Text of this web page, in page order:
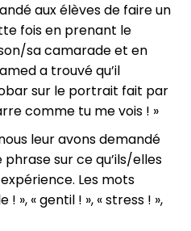
aux élèves de faire un
fois en prenant le
sa camarade et en
a trouvé qu’il
sur le portrait fait par
comme tu me vois ! »
leur avons demandé
sur ce qu’ils/elles
Les mots
», « gentil ! », « stress ! »,